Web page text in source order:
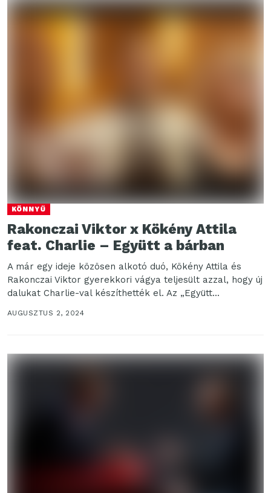
KÖNNYŰ
Rakonczai Viktor x Kökény Attila
feat. Charlie – Együtt a bárban
A már egy ideje közösen alkotó duó, Kökény Attila és
Rakonczai Viktor gyerekkori vágya teljesült azzal, hogy új
dalukat Charlie-val készíthették el. Az „Együtt...
AUGUSZTUS 2, 2024